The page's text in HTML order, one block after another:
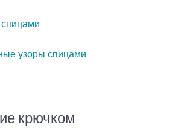
узоры спицами
крючком